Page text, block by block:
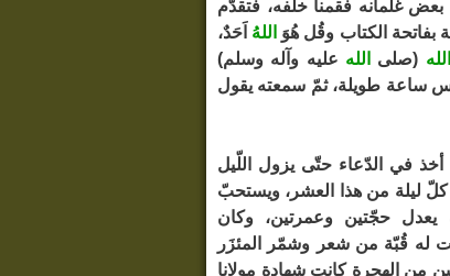
غلمانه فقمنا خلفه، فتقدّم
بفاتحة الكتاب وقُل هُوَ الله ُ اَحَدٌ،
الله (صلى الله عليه وآله وسلم)
ساعة طويلة، ثمّ سمعته يقول
في الدّعاء حتّى يزول اللّيل
ليلة من هذا العشر، ويستحبّ
يعدل حجّتين وعمرتين، وكان
له قُبّة من شعر وشمّر المئزَر
من الهجرة كانت شهادة مولانا